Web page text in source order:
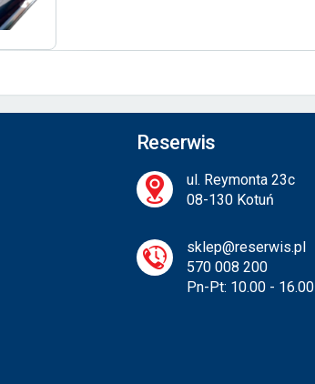
Reserwis
ul. Reymonta 23c
08-130 Kotuń
sklep@reserwis.pl
570 008 200
Pn-Pt: 10.00 - 16.00